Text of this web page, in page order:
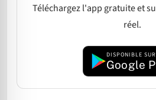
Téléchargez l'app gratuite et
réel.
DISPONIBLE SUR
Google